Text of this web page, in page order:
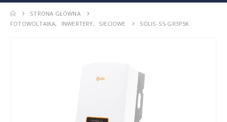
STRONA GŁÓWNA
FOTOWOLTAIKA, INWERTERY, SIECIOWE SOLIS-S5-GR3P5K